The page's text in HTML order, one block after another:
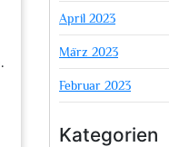
April 2023
März 2023
Februar 2023
Kategorien